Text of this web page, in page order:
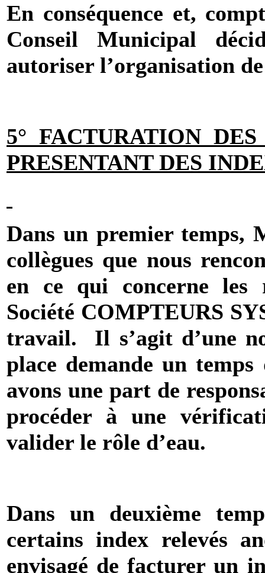
En conséquence et,
Conseil Municipal
autoriser l’organisation
5° FACTURATION
PRESENTANT DES
Dans un premier temps,
collègues que nous
en ce qui concerne les
Société COMPTEURS
travail.
Il s’agit d’une
place demande un
avons une part de
procéder à une
valider le rôle d’eau.
Dans un deuxième
certains index relevés
envisagé de facturer un